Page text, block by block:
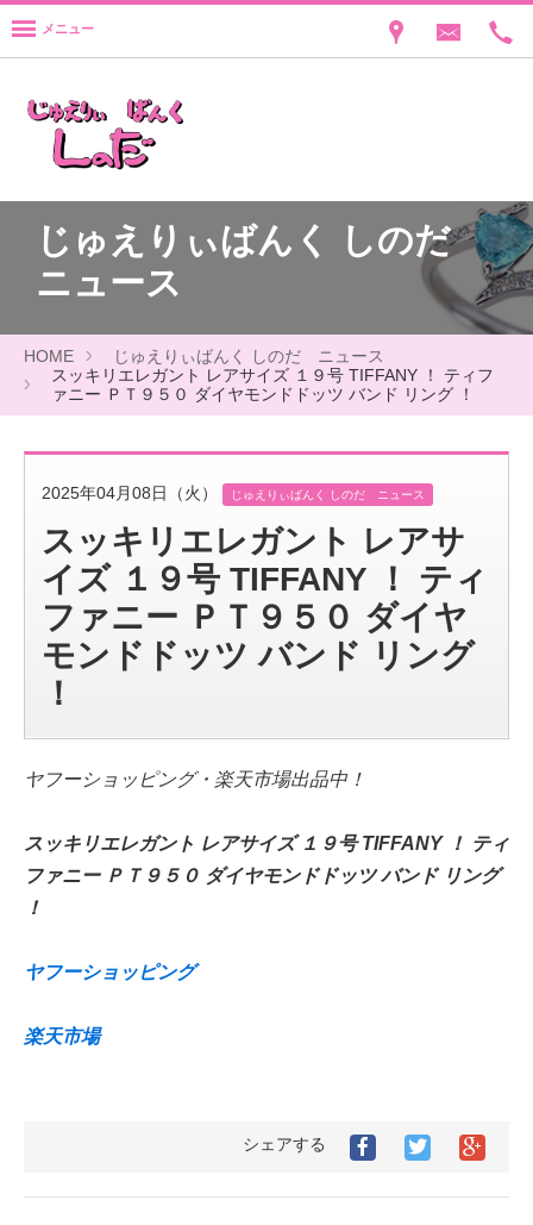
メニュー
じゅえりぃばんく しのだ
ニュース
HOME
じゅえりぃばんく しのだ ニュース
スッキリエレガント レアサイズ １９号 TIFFANY ！ ティフ
ァニー ＰＴ９５０ ダイヤモンドドッツ バンド リング ！
2025年04月08日（火） じゅえりぃばんく しのだ ニュース
スッキリエレガント レアサ
イズ １９号 TIFFANY ！ ティ
ファニー ＰＴ９５０ ダイヤ
モンドドッツ バンド リング
！
ヤフーショッピング・楽天市場出品中！
スッキリエレガント レアサイズ １９号 TIFFANY ！ ティ
ファニー ＰＴ９５０ ダイヤモンドドッツ バンド リング
！
ヤフーショッピング
楽天市場
シェアする